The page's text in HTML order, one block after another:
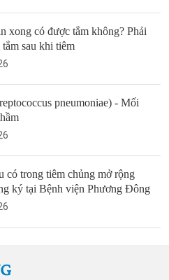
xong có được tắm không? Phải
sau khi tiêm
pneumoniae) - Mối
có trong tiêm chủng mở rộng
ký tại Bệnh viện Phương Đông